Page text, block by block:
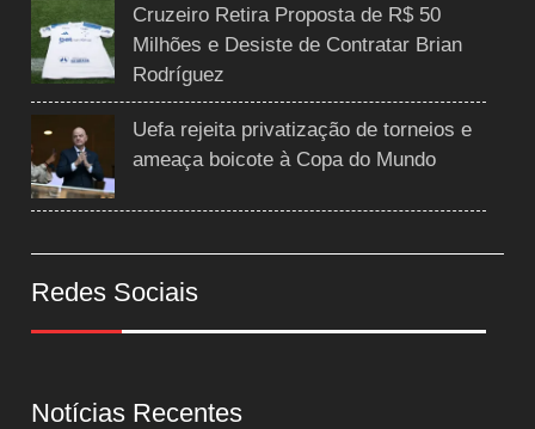
Cruzeiro Retira Proposta de R$ 50
Milhões e Desiste de Contratar Brian
Rodríguez
Uefa rejeita privatização de torneios e
ameaça boicote à Copa do Mundo
Redes Sociais
Notícias Recentes